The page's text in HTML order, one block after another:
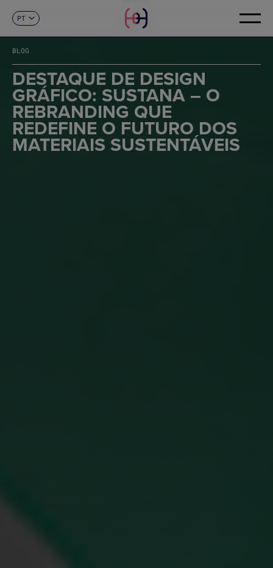
EN
FR
DE
IT
PT
CONTACTO
BLOG
DESTAQUE DE DESIGN
GRÁFICO: SUSTANA – O
REBRANDING QUE
REDEFINE O FUTURO DOS
MATERIAIS SUSTENTÁVEIS